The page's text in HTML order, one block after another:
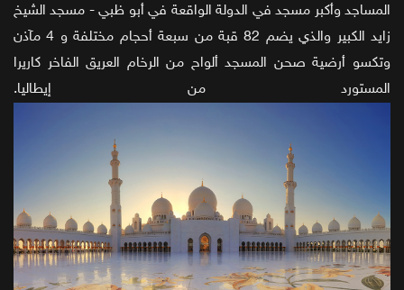
المساجد وأكبر مسجد في الدولة الواقعة في أبو ظبي - مسجد الشيخ
زايد الكبير والذي يضم 82 قبة من سبعة أحجام مختلفة و 4 مآذن
وتكسو أرضية صحن المسجد ألواح من الرخام العريق الفاخر كاريرا
المستورد من إيطاليا.